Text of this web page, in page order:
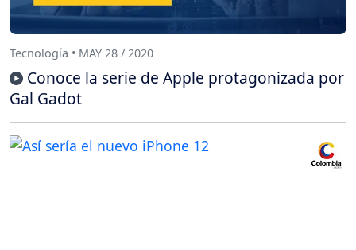
Tecnología • MAY 28 / 2020
Conoce la serie de Apple protagonizada por
Gal Gadot